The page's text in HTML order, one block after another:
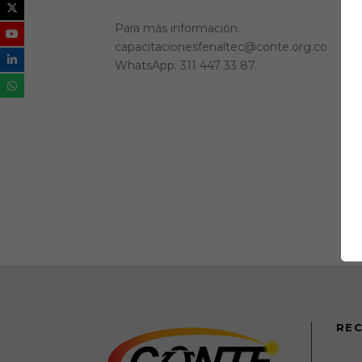
Para más información.
capacitacionesfenaltec@conte.org.co
WhatsApp: 311 447 33 87.